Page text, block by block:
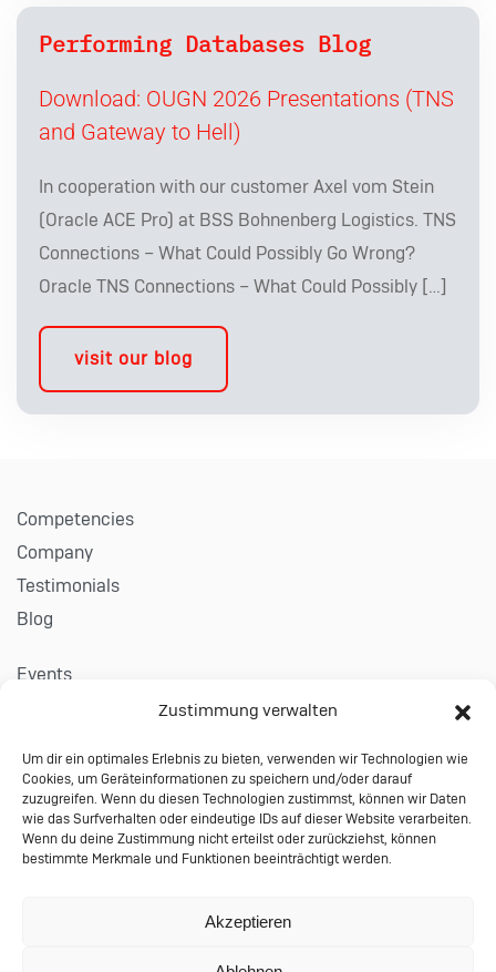
Zustimmung verwalten
Um dir ein optimales Erlebnis zu bieten, verwenden wir Technologien wie
Cookies, um Geräteinformationen zu speichern und/oder darauf
zuzugreifen. Wenn du diesen Technologien zustimmst, können wir Daten
wie das Surfverhalten oder eindeutige IDs auf dieser Website verarbeiten.
Wenn du deine Zustimmung nicht erteilst oder zurückziehst, können
bestimmte Merkmale und Funktionen beeinträchtigt werden.
Akzeptieren
Performing Databases Blog
Download: OUGN 2026 Presentations (TNS
and Gateway to Hell)
In cooperation with our customer Axel vom Stein
(Oracle ACE Pro) at BSS Bohnenberg Logistics. TNS
Connections – What Could Possibly Go Wrong?
Oracle TNS Connections – What Could Possibly […]
visit our blog
Competencies
Company
Testimonials
Blog
Events
Contact
Imprint
Privacy
Terms & Conditions
© 2023 Performing Databases GmbH